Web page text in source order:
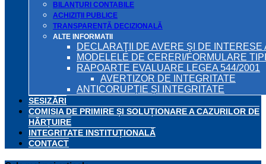
BILANŢURI CONTABILE
ACHIZIȚII PUBLICE
TRANSPARENȚĂ DECIZIONALĂ
ALTE INFORMATII
DECLARAŢII DE AVERE ŞI DE
MODELELE DE CERERI/FORMULARE
RAPOARTE EVALUARE LEGEA 544/2001
AVERTIZOR DE INTEGRITATE
ANTICORUPȚIE ȘI INTEGRITATE
SESIZĂRI
COMISIA DE PRIMIRE ȘI SOLUȚIONARE A CAZURILOR DE
HĂRȚUIRE
INTEGRITATE INSTITUȚIONALĂ
CONTACT